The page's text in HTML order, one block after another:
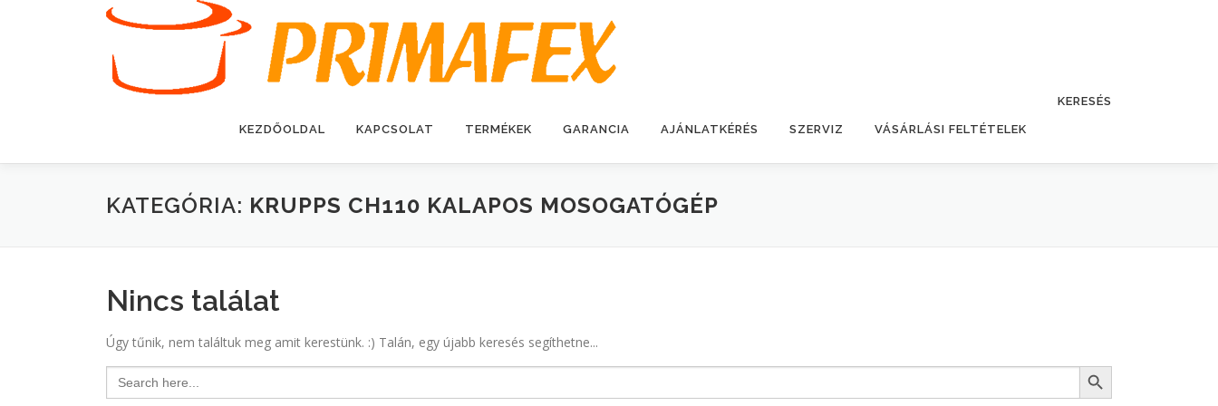
KEZDŐOLDAL KAPCSOLAT TERMÉKEK GARANCIA AJÁNLATKÉRÉS SZERVIZ VÁSÁRLÁSI FELTÉTELEK
KERESÉS
KATEGÓRIA: KRUPPS CH110 KALAPOS MOSOGATÓGÉP
Nincs találat
Úgy tűnik, nem találtuk meg amit kerestünk. :) Talán, egy újabb keresés segíthetne...
Search
for:
Search Button